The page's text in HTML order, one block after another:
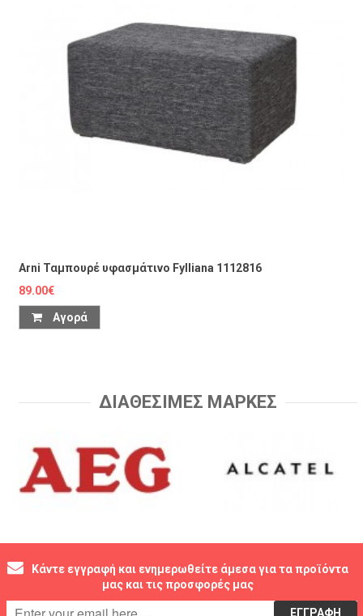
Arni Ταμπουρέ υφασμάτινο Fylliana 1112816
89.00€
Αγορά
ΔΙΑΘΕΣΙΜΕΣ ΜΑΡΚΕΣ
Κάντε εγγραφή και ενημερωθείτε άμεσα για τα προϊόντα
μας και τις προσφορές μας